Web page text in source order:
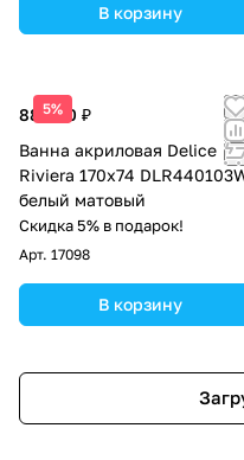
В корзину
5%
88 000 ₽
Ванна акриловая Delice
Riviera 170х74
белый матовый
Скидка 5% в подарок!
Арт. 17098
В корзину